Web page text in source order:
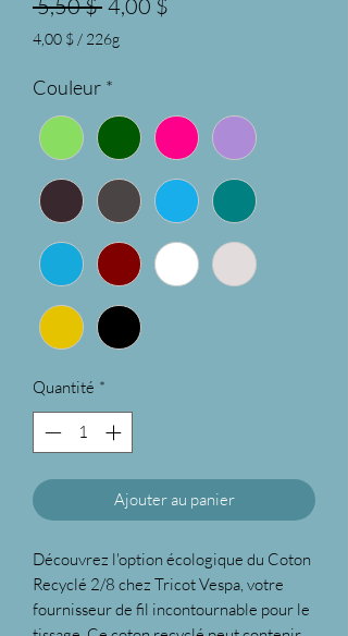
5,50 $
original
4,00 $
4,00 $ / 226g
pour
226
Grammes
Couleur *
Quantité *
Ajouter au panier
Découvrez l'option écologique du Coton
Recyclé 2/8 chez Tricot Vespa, votre
fournisseur de fil incontournable pour le